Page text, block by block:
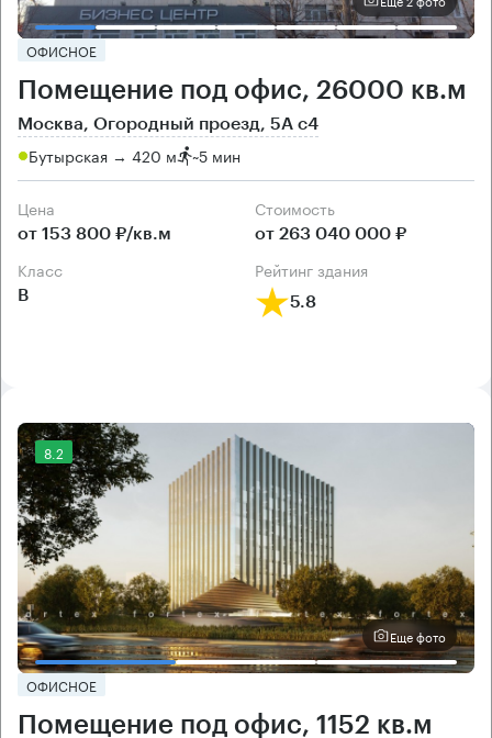
ОФИСНОЕ
Помещение под офис, 26000 кв.м
Москва, Огородный проезд, 5А с4
Бутырская → 420 м ~5 мин
Цена
от 153 800 ₽/кв.м
Cтоимость
от 263 040 000 ₽
класс
B
рейтинг здания
5.8
8.2
Еще фото
ОФИСНОЕ
Помещение под офис, 1152 кв.м